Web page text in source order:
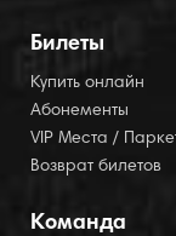
Билеты
Купить онлайн
Абонементы
VIP Места /
Возврат билетов
Команда